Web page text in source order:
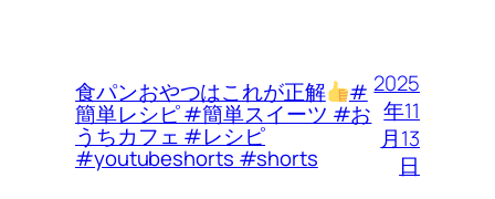
食パンおやつはこれが正解 #
簡単レシピ #簡単スイーツ #お
うちカフェ #レシピ
#youtubeshorts #shorts
2025
年11
月13
日